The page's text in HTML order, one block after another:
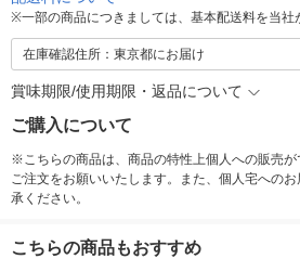
※一部の商品につきましては、基本配送料を当社
在庫確認住所：東京都にお届け
賞味期限/使用期限・返品について
ご購入について
※こちらの商品は、商品の特性上個人への販売
ご注文をお願いいたします。また、個人宅への
承ください。
こちらの商品もおすすめ